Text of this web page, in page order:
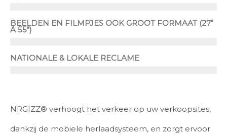
BEELDEN EN FILMPJES OOK GROOT FORMAAT (27"
À 55")
NATIONALE & LOKALE RECLAME
NRGIZZ® verhoogt het verkeer op uw verkoopsites,
dankzij de mobiele herlaadsysteem, en zorgt ervoor